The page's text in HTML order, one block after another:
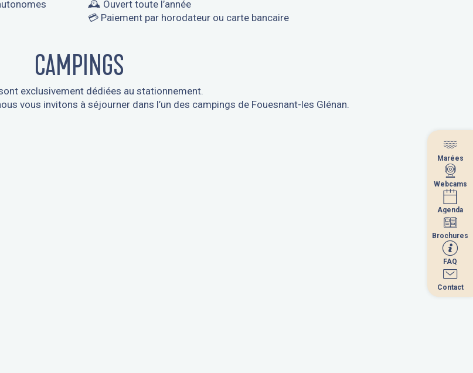
Marées
Webcams
Agenda
Brochures
FAQ
Contact
🕰 Ouvert toute l’année
💳 Paiement par horodateur ou carte bancaire
CAMPINGS
exclusivement dédiées au stationnement.
vous invitons à séjourner dans l’un des campings de Fouesnant-les Glénan.